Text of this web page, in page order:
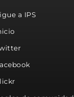
a IPS